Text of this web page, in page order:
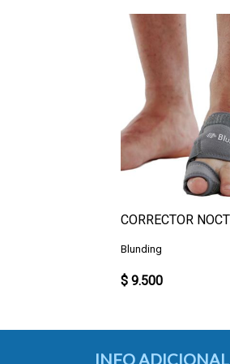
Blunding
$ 9.500
INFO ADICIONAL